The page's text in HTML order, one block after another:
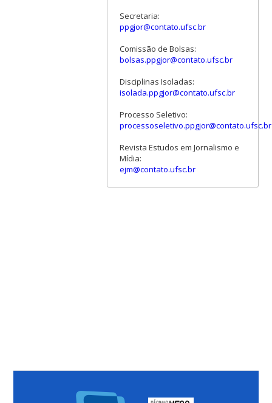
Secretaria:
ppgjor@contato.ufsc.br
Comissão de Bolsas:
bolsas.ppgjor@contato.ufsc.br
Disciplinas Isoladas:
isolada.ppgjor@contato.ufsc.br
Processo Seletivo:
processoseletivo.ppgjor@contato.ufsc.br
Revista Estudos em Jornalismo e
Mídia:
ejm@contato.ufsc.br